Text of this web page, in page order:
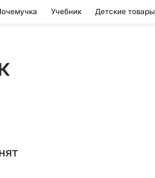
Учебник Детские товары